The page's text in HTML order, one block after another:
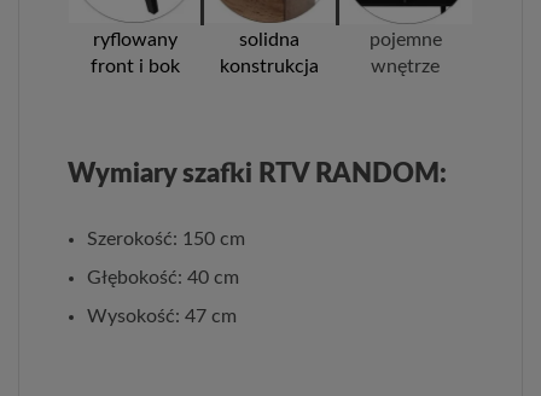
ryflowany
front i bok
solidna
konstrukcja
pojemne
wnętrze
Wymiary szafki RTV RANDOM:
Szerokość: 150 cm
Głębokość: 40 cm
Wysokość: 47 cm